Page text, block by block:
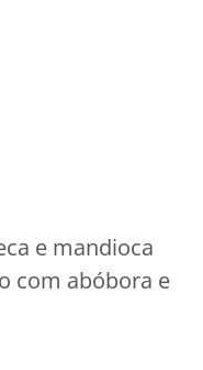
e mandioca
com abóbora e